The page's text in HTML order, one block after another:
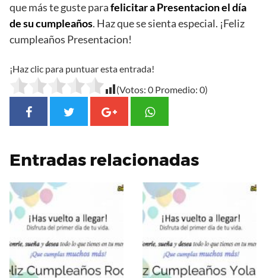
que más te guste parafelicitar a Presentacion el día
de su cumpleaños. Haz que se sienta especial. ¡Feliz
cumpleaños Presentacion!
¡Haz clic para puntuar esta entrada!
(Votos: 0 Promedio: 0)
Entradas relacionadas